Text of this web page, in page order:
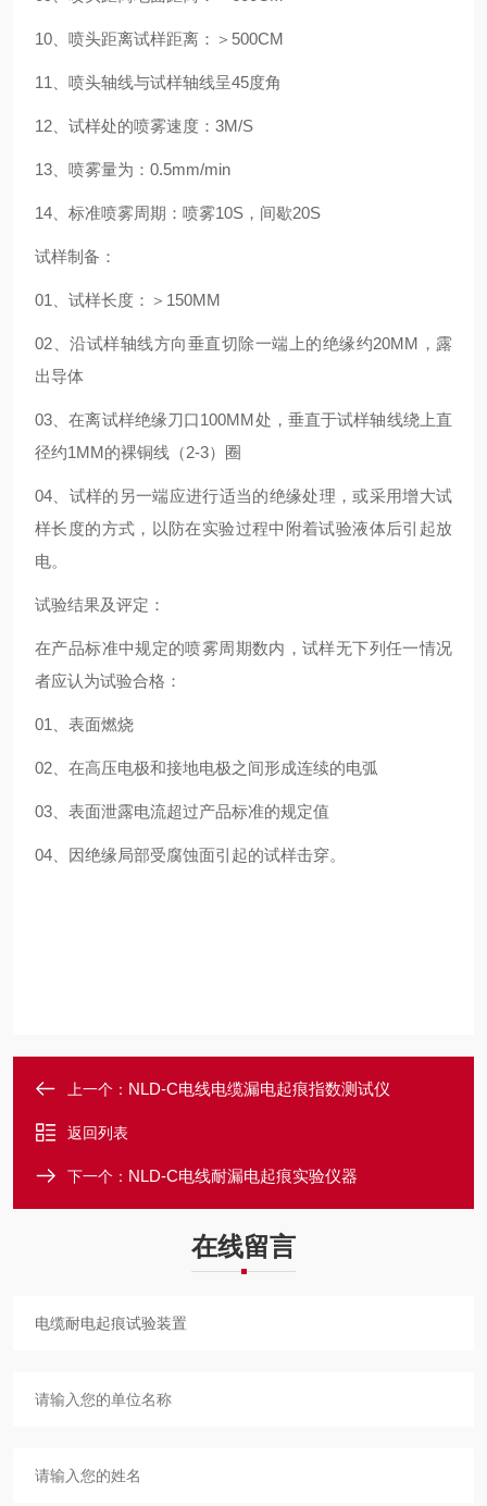
10、喷头距离试样距离：＞500CM
11、喷头轴线与试样轴线呈45度角
12、试样处的喷雾速度：3M/S
13、喷雾量为：0.5mm/min
14、标准喷雾周期：喷雾10S，间歇20S
试样制备：
01、试样长度：＞150MM
02、沿试样轴线方向垂直切除一端上的绝缘约20MM，露
出导体
03、在离试样绝缘刀口100MM处，垂直于试样轴线绕上直
径约1MM的裸铜线（2-3）圈
04、试样的另一端应进行适当的绝缘处理，或采用增大试
样长度的方式，以防在实验过程中附着试验液体后引起放
电。
试验结果及评定：
在产品标准中规定的喷雾周期数内，试样无下列任一情况
者应认为试验合格：
01、表面燃烧
02、在高压电极和接地电极之间形成连续的电弧
03、表面泄露电流超过产品标准的规定值
04、因绝缘局部受腐蚀面引起的试样击穿。
上一个： NLD-C电线电缆漏电起痕指数测试仪
返回列表
下一个： NLD-C电线耐漏电起痕实验仪器
在线留言